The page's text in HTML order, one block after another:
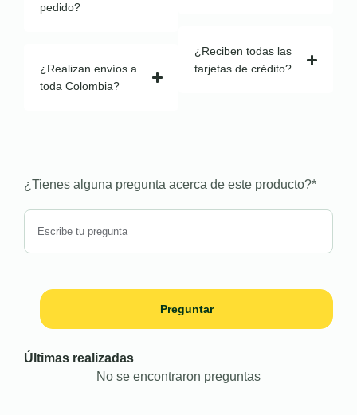
pedido?
¿Realizan envíos a
toda Colombia?
¿Reciben todas las
tarjetas de crédito?
¿Tienes alguna pregunta acerca de este producto?*
Preguntar
Últimas realizadas
No se encontraron preguntas